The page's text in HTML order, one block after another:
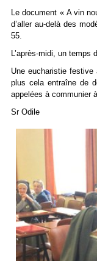
Le document « A vin
d’aller au-delà des
55.
L’après-midi, un
Une eucharistie
plus cela entraîne de
appelées à communier
Sr Odile